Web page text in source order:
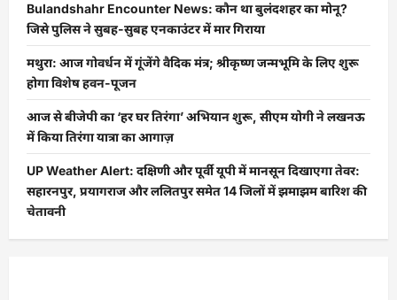
Bulandshahr Encounter News: कौन था बुलंदशहर का मोनू?
जिसे पुलिस ने सुबह-सुबह एनकाउंटर में मार गिराया
मथुरा: आज गोवर्धन में गूंजेंगे वैदिक मंत्र; श्रीकृष्ण जन्मभूमि के लिए शुरू
होगा विशेष हवन-पूजन
आज से बीजेपी का ‘हर घर तिरंगा’ अभियान शुरू, सीएम योगी ने लखनऊ
में किया तिरंगा यात्रा का आगाज़
UP Weather Alert: दक्षिणी और पूर्वी यूपी में मानसून दिखाएगा तेवर:
सहारनपुर, प्रयागराज और ललितपुर समेत 14 जिलों में झमाझम बारिश की
चेतावनी